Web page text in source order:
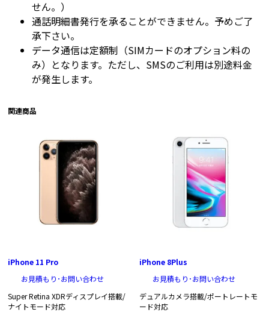
せん。）
通話明細書発行を承ることができません。予めご了
承下さい。
データ通信は定額制（SIMカードのオプション料の
み）となります。ただし、SMSのご利用は別途料金
が発生します。
関連商品
iPhone 11 Pro
お見積もり･お問い合わせ
Super Retina XDRディスプレイ搭載/
ナイトモード対応
iPhone 8Plus
お見積もり･お問い合わせ
デュアルカメラ搭載/ポートレートモ
ード対応